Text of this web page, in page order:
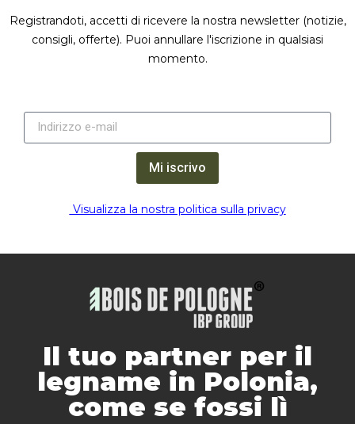
Registrandoti, accetti di ricevere la nostra newsletter (notizie,
consigli, offerte). Puoi annullare l'iscrizione in qualsiasi
momento.
Mi iscrivo
Visualizza la nostra politica sulla privacy
Il tuo partner per il
legname in Polonia,
come se fossi lì